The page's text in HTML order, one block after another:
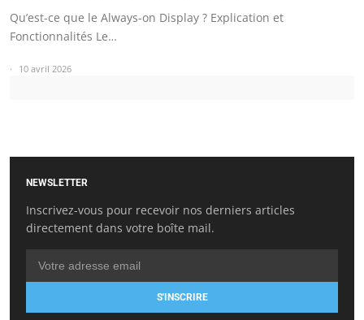
Qu’est-ce que le Always-on Display ? Explication et
Fonctionnalités Le…
10 avril 2026
NEWSLETTER
Inscrivez-vous pour recevoir nos derniers articles
directement dans votre boîte mail.
S'INSCRIRE